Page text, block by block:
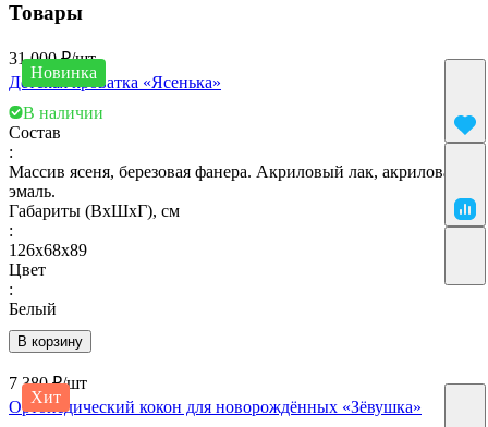
Товары
Новинка
31 000 ₽/шт
Детская кроватка «Ясенька»
В наличии
В корзину
Состав
:
Массив ясеня, березовая фанера. Акриловый лак, акриловая
эмаль.
Габариты (ВхШхГ), см
:
126х68х89
Цвет
:
Белый
Хит
7 380 ₽/шт
Ортопедический кокон для новорождённых «Зёвушка»